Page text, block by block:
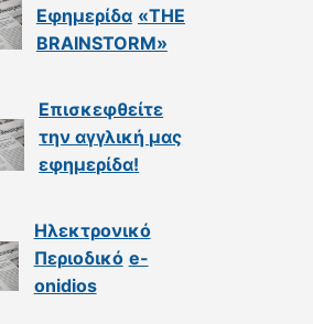
Εφημερίδα «THE
BRAINSTORM»
Επισκεφθείτε
την αγγλική μας
εφημερίδα!
Ηλεκτρονικό
Περιοδικό e-
onidios